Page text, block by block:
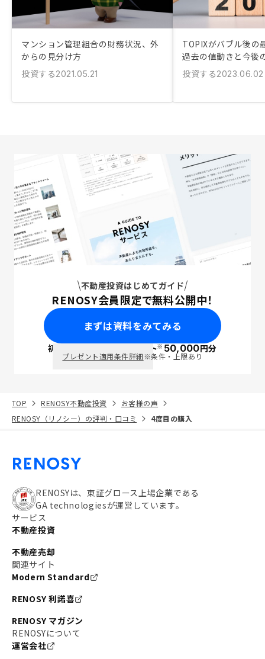
マンション管理組合の財務状況、外
からの見分け方
投資する2021.05.21
TOPIXがバブル後の
過去の値動きと今後
投資する2023.06.02
不動産投資はじめてガイド
RENOSY会員限定で無料公開中！
まずは資料をみてみる
初回面談で ポイント※50,000円分
プレゼント適用条件詳細※条件・上限あり
TOP RENOSY不動産投資
お客様の声
RENOSY（リノシー）の評判・口コミ
4度目の購入
RENOSYは、東証グロース上場企業である
GA technologiesが運営しています。
サービス
不動産投資
不動産売却
関連サイト
Modern Standard
RENOSY 利諾喜
RENOSY マガジン
RENOSYについて
運営会社